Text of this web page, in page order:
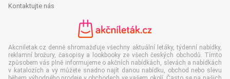
Kontaktujte nás
Akcniletak.cz denně shromažďuje všechny aktuální letáky, týdenní nabídky,
reklamní brožury, časopisy a lookbooky ze všech českých obchodů. Tímto
způsobem vás plně informujeme o akčních nabídkách, slevách a nabídkách
v katalozích a vy můžete snadno najít danou nabídku, obchod nebo slevu